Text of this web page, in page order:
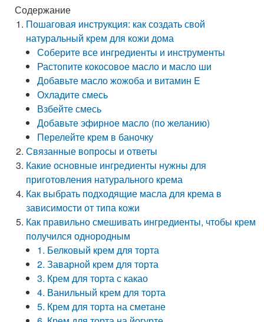
Содержание
Пошаговая инструкция: как создать свой
натуральный крем для кожи дома
Соберите все ингредиенты и инструменты
Растопите кокосовое масло и масло ши
Добавьте масло жожоба и витамин E
Охладите смесь
Взбейте смесь
Добавьте эфирное масло (по желанию)
Перелейте крем в баночку
Связанные вопросы и ответы
Какие основные ингредиенты нужны для
приготовления натурального крема
Как выбрать подходящие масла для крема в
зависимости от типа кожи
Как правильно смешивать ингредиенты, чтобы крем
получился однородным
1. Белковый крем для торта
2. Заварной крем для торта
3. Крем для торта с какао
4. Ванильный крем для торта
5. Крем для торта на сметане